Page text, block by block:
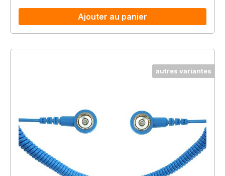
Ajouter au panier
autres variantes